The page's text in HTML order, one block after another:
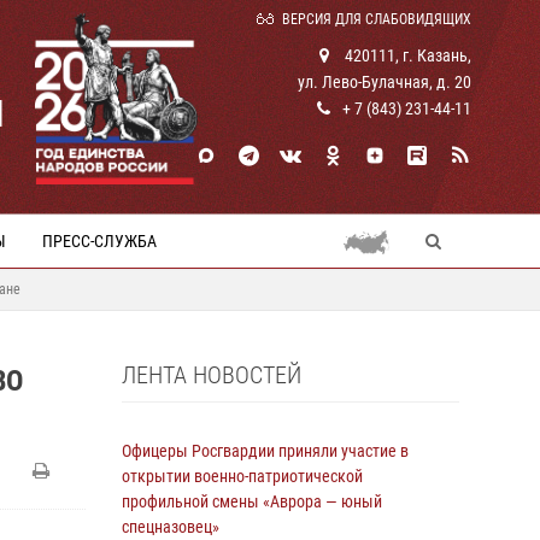
ВЕРСИЯ ДЛЯ СЛАБОВИДЯЩИХ
420111, г. Казань,
ул. Лево-Булачная, д. 20
+ 7 (843) 231-44-11
ПРЕСС-СЛУЖБА
ЛЕНТА НОВОСТЕЙ
Офицеры Росгвардии приняли участие в
открытии военно-патриотической
профильной смены «Аврора — юный
спецназовец»